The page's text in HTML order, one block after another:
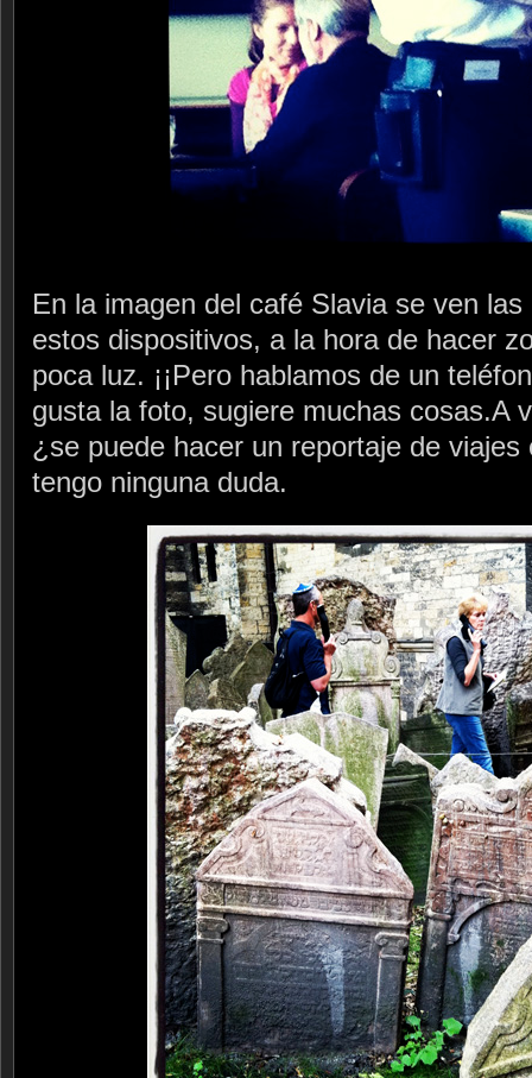
En la imagen del café Slavia se ven
estos dispositivos, a la hora de hacer
poca luz. ¡¡Pero hablamos de un
gusta la foto, sugiere muchas cosas.A
¿se puede hacer un reportaje de viajes
tengo ninguna duda.